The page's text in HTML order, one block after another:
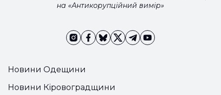
Новини Одещини
Новини Кіровоградщини
на «Антикорупційний вимір»